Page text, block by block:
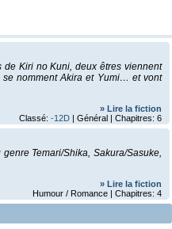
Kiri no Kuni, deux êtres viennent
nomment Akira et Yumi… et vont
» Lire la fiction
Classé: -12D | Général | Chapitres: 6
Temari/Shika, Sakura/Sasuke,
» Lire la fiction
Humour / Romance | Chapitres: 4